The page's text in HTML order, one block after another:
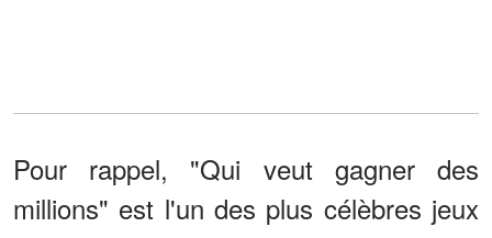
Pour rappel, "Qui veut gagner des
millions" est l'un des plus célèbres jeux